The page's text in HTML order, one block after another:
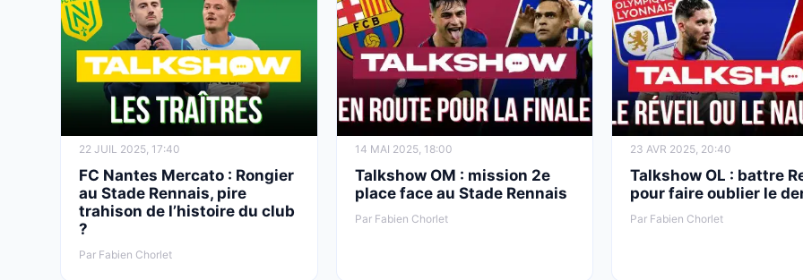
22 JUIL 2025, 17:40
FC Nantes Mercato : Rongier
au Stade Rennais, pire
trahison de l’histoire du club
?
Par Fabien Chorlet
14 MAI 2025, 18:00
Talkshow OM : mission 2e
place face au Stade Rennais
Par Fabien Chorlet
23 AVR 2025, 20:40
Talkshow OL : battre
pour faire oublier le
Par Fabien Chorlet